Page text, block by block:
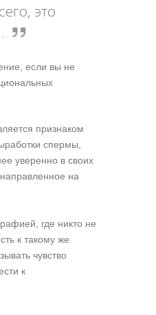
это
если вы не
признаком
спермы,
уверенно в своих
на
где никто не
к такому же
чувство
к